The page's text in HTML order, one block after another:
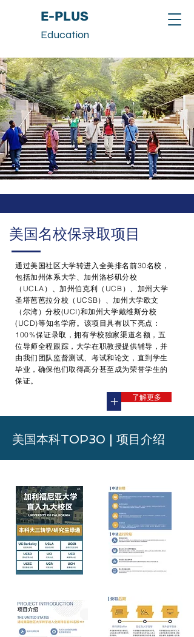
E-PLUS
Education
美国名校保录取项目
通过美国社区大学转进入全美排名前30名校，
包括加州体系大学、加州洛杉矶分校
（UCLA）、加州伯克利（UCB）、加州大学
圣塔芭芭拉分校（UCSB）、加州大学欧文
（尔湾）分校(UCI)和加州大学戴维斯分校
(UCD)等知名学府。该项目具有以下亮点：
100%保证录取，拥有学校独家渠道名额，五
位导师全程跟踪，大学在职教授提供辅导，并
由我们团队监督测试、考试和论文，直到学生
毕业，确保他们取得高分甚至成为荣誉学生的
保证。
+ 了解更多
​美国本科TOP30 | 项目介绍